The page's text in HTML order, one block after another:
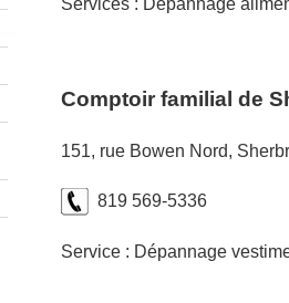
Services : Dépannage
Comptoir familial de
151, rue Bowen Nord,
819 569-5336
Service : Dépannage